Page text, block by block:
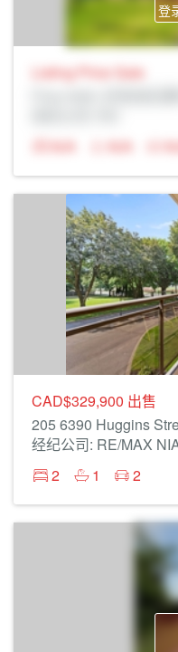
登
Listing Price Sale
N/A
N/A
CAD$329,900 出售
205 6390 Huggins
2
1 2